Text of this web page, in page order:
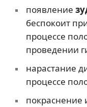
появление
беспокоит
процессе
проведении
нарастание
процессе
покраснение